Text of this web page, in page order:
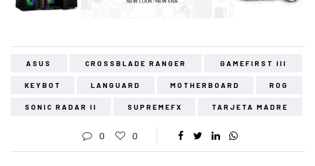
ASUS CROSSBLADE RANGER GAMEFIRST III
KEYBOT LANGUARD MOTHERBOARD ROG
SONIC RADAR II SUPREMEFX TARJETA MADRE
0 0